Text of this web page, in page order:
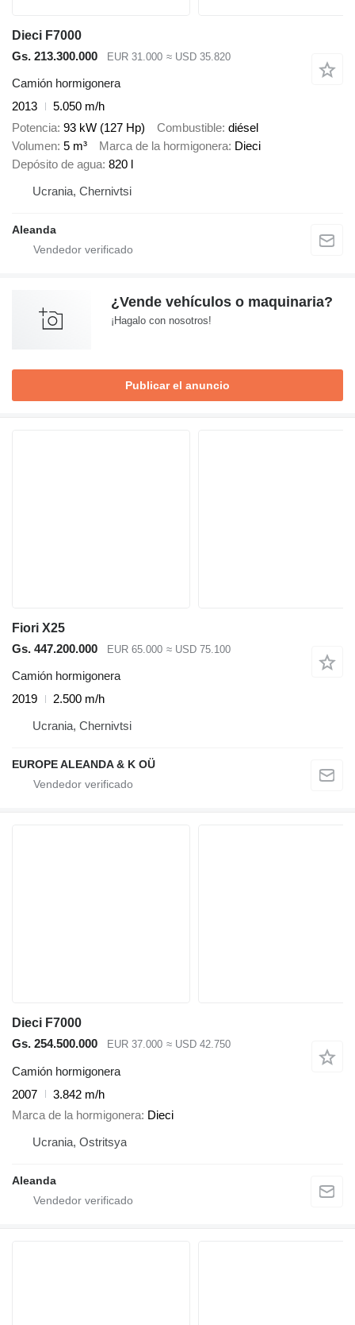
Dieci F7000
Gs. 213.300.000
EUR 31.000 ≈ USD 35.820
Camión hormigonera
2013
5.050 m/h
Potencia 93 kW (127 Hp) Combustible diésel
Volumen 5 m³ Marca de la hormigonera Dieci
Depósito de agua 820 l
Ucrania, Chernivtsi
Aleanda
¿Vende vehículos o maquinaria?
¡Hagalo con nosotros!
Publicar el anuncio
Fiori X25
Gs. 447.200.000
EUR 65.000 ≈ USD 75.100
Camión hormigonera
2019
2.500 m/h
Ucrania, Chernivtsi
EUROPE ALEANDA & K OÜ
Dieci F7000
Gs. 254.500.000
EUR 37.000 ≈ USD 42.750
Camión hormigonera
2007
3.842 m/h
Marca de la hormigonera Dieci
Ucrania, Ostritsya
Aleanda